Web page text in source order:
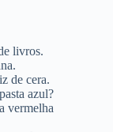
livros.
de cera.
azul?
vermelha